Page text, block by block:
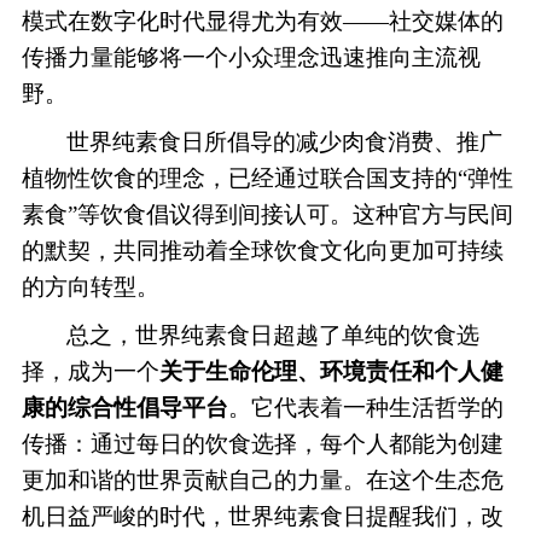
模式在数字化时代显得尤为有效——社交媒体的
传播力量能够将一个小众理念迅速推向主流视
野。
世界纯素食日所倡导的减少肉食消费、推广
植物性饮食的理念，已经通过联合国支持的“弹性
素食”等饮食倡议得到间接认可。这种官方与民间
的默契，共同推动着全球饮食文化向更加可持续
的方向转型。
总之，世界纯素食日超越了单纯的饮食选
择，成为一个关于生命伦理、环境责任和个人健
康的综合性倡导平台。它代表着一种生活哲学的
传播：通过每日的饮食选择，每个人都能为创建
更加和谐的世界贡献自己的力量。在这个生态危
机日益严峻的时代，世界纯素食日提醒我们，改